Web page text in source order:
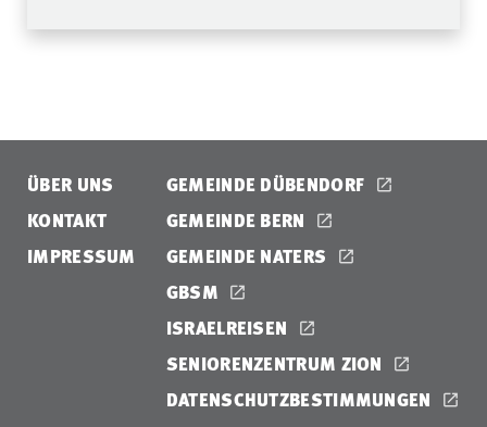
ÜBER UNS
KONTAKT
IMPRESSUM
GEMEINDE DÜBENDORF
GEMEINDE BERN
GEMEINDE NATERS
GBSM
ISRAELREISEN
SENIORENZENTRUM ZION
DATENSCHUTZBESTIMMUNGEN